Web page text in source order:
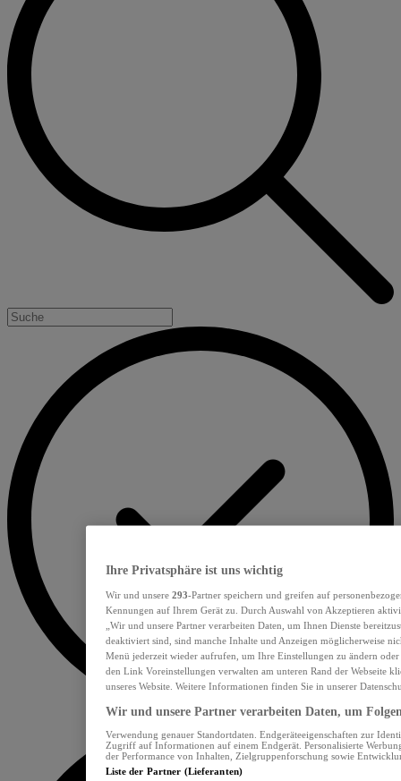
Ihre Privatsphäre ist uns wichtig
Wir und unsere 293-Partner speichern und greifen auf
Kennungen auf Ihrem Gerät zu. Durch Auswahl von Akzeptieren
„Wir und unsere Partner verarbeiten Daten, um Ihnen Dienste
deaktiviert sind, sind manche Inhalte und Anzeigen möglicherweise
Menü jederzeit wieder aufrufen, um Ihre Einstellungen zu ändern
den Link Voreinstellungen verwalten am unteren Rand der Webseite
unseres Website. Weitere Informationen finden Sie in unserer
Wir und unsere Partner verarbeiten Daten, um
Verwendung genauer Standortdaten. Endgeräteeigenschaften zur
Zugriff auf Informationen auf einem Endgerät. Personalisierte
der Performance von Inhalten, Zielgruppenforschung sowie
Liste der Partner (Lieferanten)